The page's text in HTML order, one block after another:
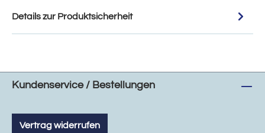
Details zur Produktsicherheit
Kundenservice / Bestellungen
Vertrag widerrufen